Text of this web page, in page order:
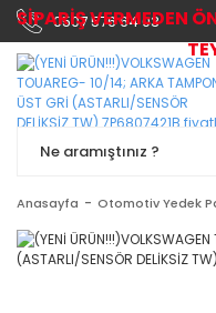
0507 576 64 03
Anasayfa Otomotiv Yedek
SİPARİŞ VERMEDEN